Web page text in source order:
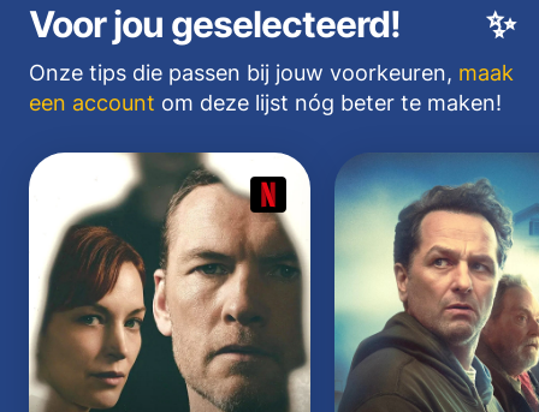
✨
Voor jou geselecteerd!
Onze tips die passen bij jouw voorkeuren, maak
een account om deze lijst nóg beter te maken!